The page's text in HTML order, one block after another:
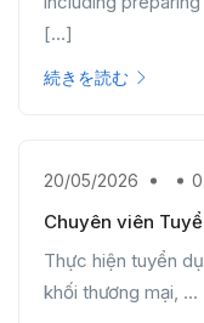
[…]
続きを読む
20/05/2026
Chuyên viên
Thực hiện tuyển
khối thương mại, ...